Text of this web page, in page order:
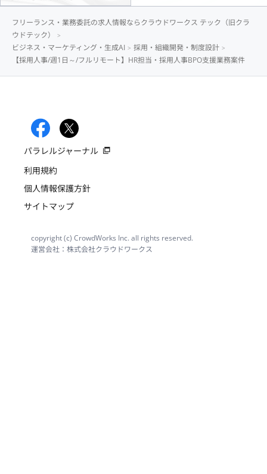
フリーランス・業務委託の求人情報ならクラウドワークス テック（旧クラ
ウドテック）
ビジネス・マーケティング・生成AI
採用・組織開発・制度設計
【採用人事/週1日～/フルリモート】HR担当・採用人事BPO支援業務案件
パラレルジャーナル
利用規約
個人情報保護方針
サイトマップ
copyright (c) CrowdWorks Inc. all rights reserved.
運営会社：株式会社クラウドワークス